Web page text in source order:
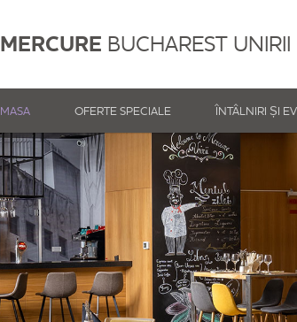
MERCURE BUCHAREST UNIRII
MASA OFERTE SPECIALE ÎNTÂLNIRI ȘI